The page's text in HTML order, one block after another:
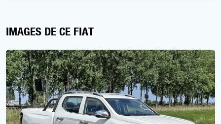
IMAGES DE CE FIAT